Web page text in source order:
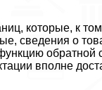
которые, к
сведения о
обратной
вполне